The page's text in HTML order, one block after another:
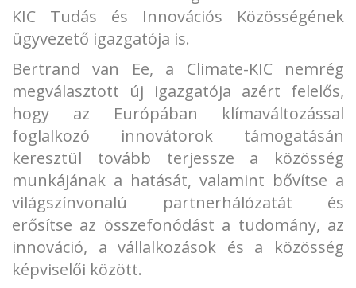
KIC Tudás és Innovációs Közösségének
ügyvezető igazgatója is.
Bertrand van Ee, a Climate-KIC nemrég
megválasztott új igazgatója azért felelős,
hogy az Európában klímaváltozással
foglalkozó innovátorok támogatásán
keresztül tovább terjessze a közösség
munkájának a hatását, valamint bővítse a
világszínvonalú partnerhálózatát és
erősítse az összefonódást a tudomány, az
innováció, a vállalkozások és a közösség
képviselői között.